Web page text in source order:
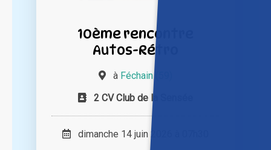
10ème rencontre
Autos-Rétro
à Féchain (59)
2 CV Club de la Sensée
dimanche 14 juin 2026 à 07h30